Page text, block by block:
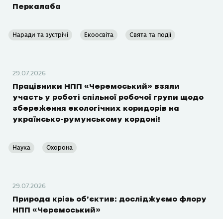
Перкалаба
Наради та зустрічі Екоосвіта Свята та події
29.07.2026
Працівники НПП «Черемоський» взяли
участь у роботі спільної робочої групи щодо
збереження екологічних коридорів на
українсько-румунському кордоні!
Наука Охорона
29.07.2026
Природа крізь об’єктив: досліджуємо флору
НПП «Черемоський»